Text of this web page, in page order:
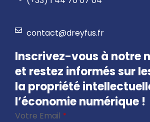
contact@dreyfus.fr
Inscrivez-vous à notre
et restez informés sur
la propriété
l’économie numérique !
Votre Email *